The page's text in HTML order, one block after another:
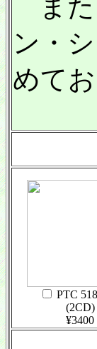
また
ン・
めて
PTC
(2CD)
¥3400